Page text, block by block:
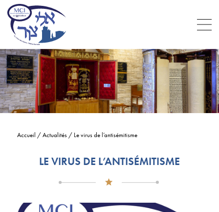
Accueil /Actualités / Le virus de l’antisémitisme
LE VIRUS DE L’ANTISÉMITISME